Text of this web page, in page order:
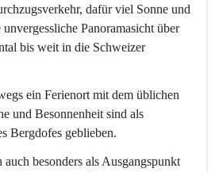
dafür viel Sonne und
Panoramasicht über
bis weit in die Schweizer
ein Ferienort mit dem üblichen
und Besonnenheit sind als
Bergdofes geblieben.
besonders als Ausgangspunkt